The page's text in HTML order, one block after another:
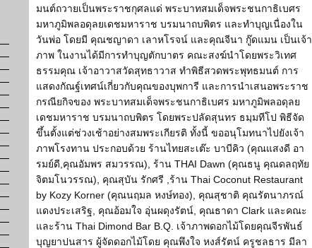
มนต์ถวายเป็นพระราชกุศลแด่ พระบาทสมเด็จพระชนกาธิเบศร
มหาภูมิพลอดุลยเดชมหาราช บรมนาถบพิตร และทำบุญเนื่องใน
วันพ่อ โดยมี คุณชญาดา เลาหโรจน์ และคุณจีนา กู๊ดแมน เป็นเจ้า
ภาพ ในงานได้มีการทำบุญตักบาตร คณะสงฆ์นำโดยพระวิเทศ
ธรรมคุณ เจ้าอาวาสวัดสุทธาวาส ทำพิธีสวดพระพุทธมนต์ การ
แสดงกัณฐ์เทศน์เกี่ยวกับคุณของบุพการี และการนำเสนอพระราช
กรณียกิจของ พระบาทสมเด็จพระชนกาธิเบศร มหาภูมิพลอดุลย
เดชมหาราช บรมนาถบพิตร โดยพระปลัดสุนทร ธมฺมทีโป พิธีจัด
ขึ้นตั้งแต่ช่วงเช้าอย่างสมพระเกียรติ ทั้งนี้ ขออนุโมทนาไปยังเจ้า
ภาพโรงทาน ประกอบด้วย ร้านไทยสะเต๊ะ บาบีคิว (คุณแสงดี อา
รมย์ดี,คุณอัมพร สมวรรณ), ร้าน THAI Dawn (คุณธนู คุณดลฤทัย
จิตมโนวรรณ), คุณสุบัน รักศรี ,ร้าน Thai Coconut Restaurant
by Kozy Korner (คุณนฤมล หงษ์ทอง), คุณสุชาติ คุณรัตนาภรณ์
แดงประเสริฐ, คุณอ้อมใจ อุ่นผดุงรัตน์, คุณธาดา Clark และคณะ
และร้าน Thai Dimond Bar B.Q. เจ้าภาพดอกไม้โดยคุณจีรพันธ์
บุญยาปนสาร ผู้จัดดอกไม้โดย คุณพึงใจ หงส์รัตน์ ครูชลธาร มีลา